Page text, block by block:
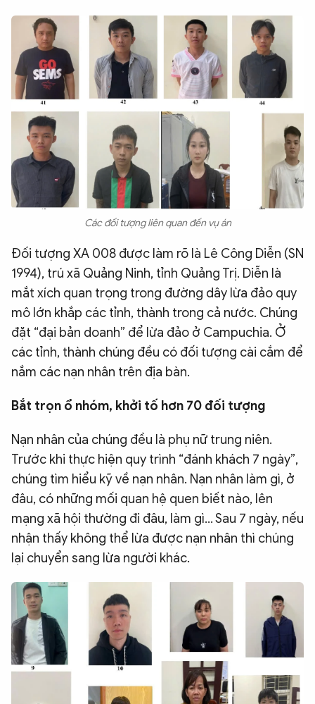
Các đối tượng liên quan đến vụ án
Đối tượng XA 008 được làm rõ là Lê Công Diễn (SN
1994), trú xã Quảng Ninh, tỉnh Quảng Trị. Diễn là
mắt xích quan trọng trong đường dây lừa đảo quy
mô lớn khắp các tỉnh, thành trong cả nước. Chúng
đặt “đại bản doanh” để lừa đảo ở Campuchia. Ở
các tỉnh, thành chúng đều có đối tượng cài cắm để
nắm các nạn nhân trên địa bàn.
Bắt trọn ổ nhóm, khởi tố hơn 70 đối tượng
Nạn nhân của chúng đều là phụ nữ trung niên.
Trước khi thực hiện quy trình “đánh khách 7 ngày”,
chúng tìm hiểu kỹ về nạn nhân. Nạn nhân làm gì, ở
đâu, có những mối quan hệ quen biết nào, lên
mạng xã hội thường đi đâu, làm gì… Sau 7 ngày, nếu
nhận thấy không thể lừa được nạn nhân thì chúng
lại chuyển sang lừa người khác.